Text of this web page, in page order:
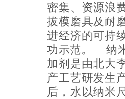
密集、资源浪
拔模磨具及耐
进经济的可持
功示范。 纳
加剂是由北大
产工艺研发生
后，水以纳米